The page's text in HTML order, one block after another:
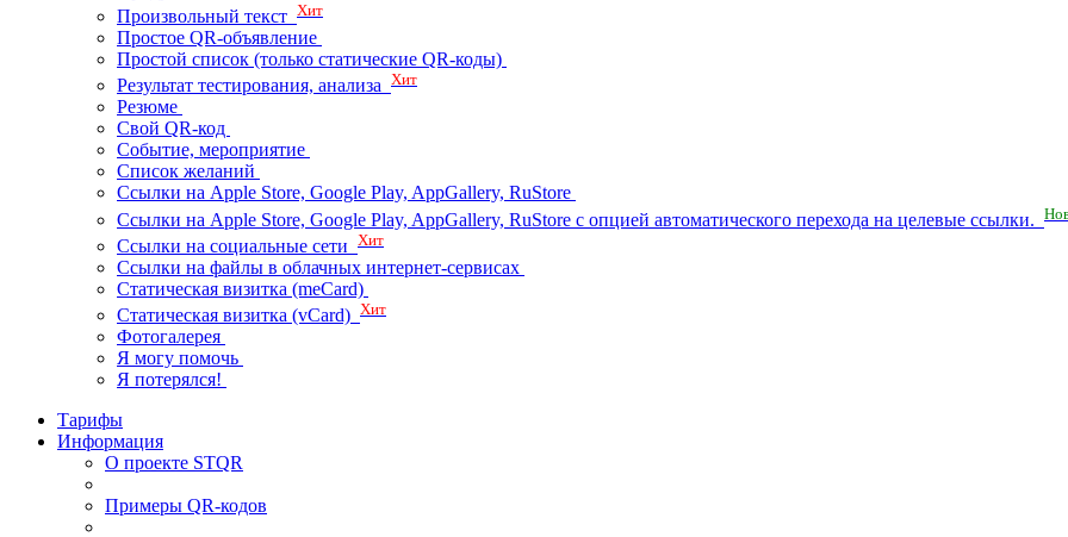
Произвольный текст Хит
Простое QR-объявление
Простой список (только статические QR-коды)
Результат тестирования, анализа Хит
Резюме
Свой QR-код
Событие, мероприятие
Список желаний
Ссылки на Apple Store, Google Play, AppGallery, RuStore
Ссылки на Apple Store, Google Play, AppGallery, RuStore с опцией автоматического перехода на целевые ссылки.
Ссылки на социальные сети Хит
Ссылки на файлы в облачных интернет-сервисах
Статическая визитка (meCard)
Статическая визитка (vCard) Хит
Фотогалерея
Я могу помочь
Я потерялся!
Тарифы
Информация
О проекте STQR
Примеры QR-кодов